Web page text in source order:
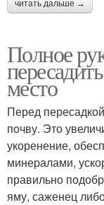
читать дальше →
Полное
место
Перед
почву. Это
укоренение,
минералами,
правильно
яму, саженец